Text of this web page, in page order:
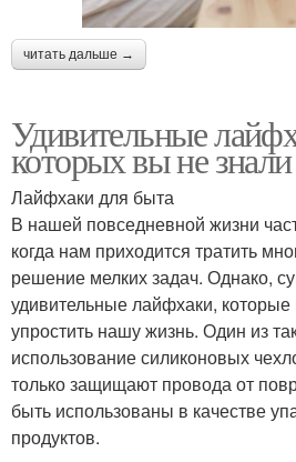
читать дальше →
Удивительные
которых вы не знали
Лайфхаки для быта
В нашей повседневной жизни
когда нам приходится тратить
решение мелких задач. Однако,
удивительные лайфхаки, которые
упростить нашу жизнь. Один из
использование силиконовых
только защищают провода от
быть использованы в качестве
продуктов.